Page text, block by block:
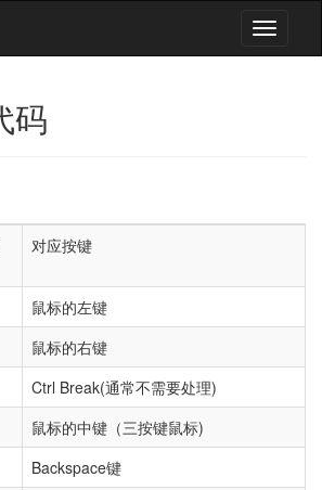
码
对应按键
鼠标的左键
鼠标的右键
Ctrl Break(通常不需要处理)
鼠标的中键（三按键鼠标)
Backspace键